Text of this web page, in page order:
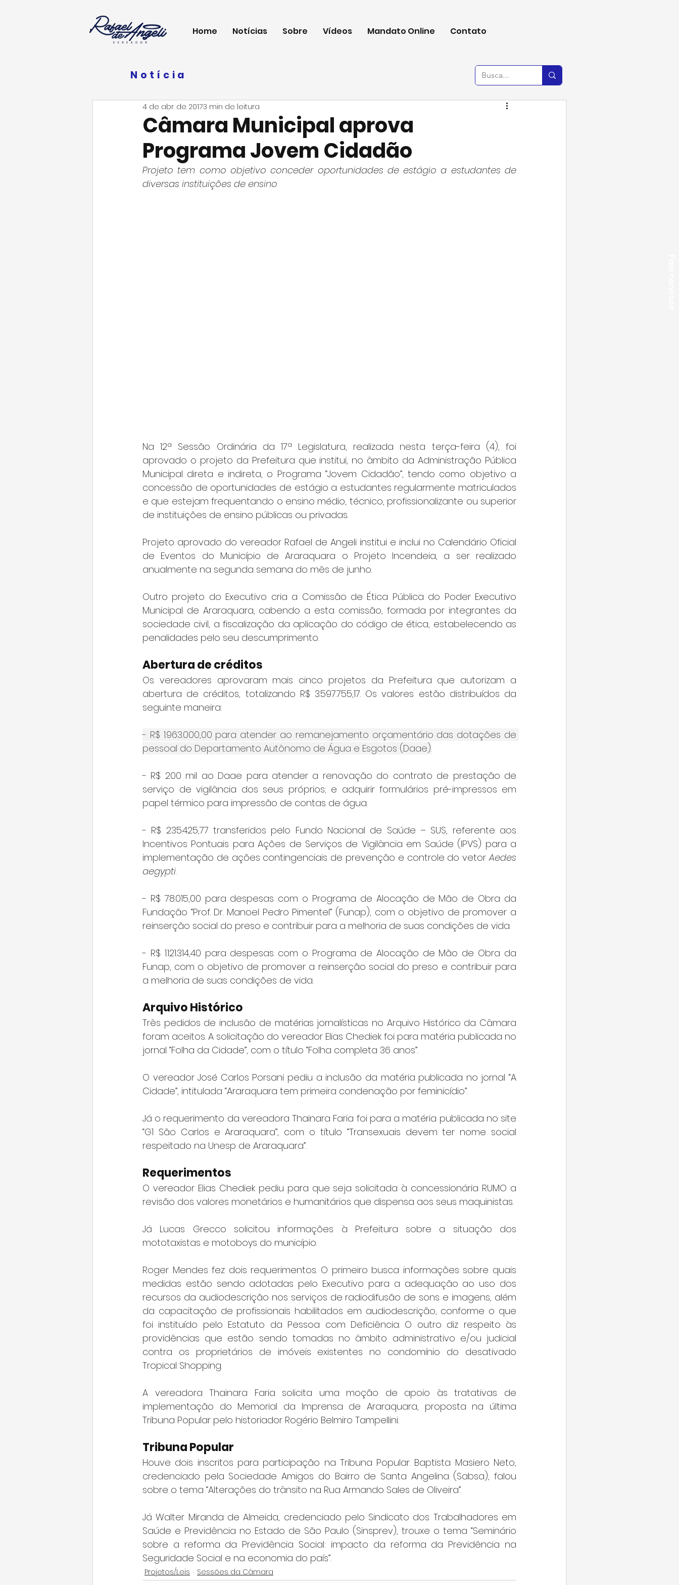
Home Notícias Sobre Vídeos Mandato Online Contato
Notícia
Câmara Municipal aprova
Programa Jovem Cidadão
4 de abr. de 20173 min de leitura
Projeto tem como objetivo conceder oportunidades de estágio a estudantes de
diversas instituições de ensino
Na 12ª Sessão Ordinária da 17ª Legislatura, realizada nesta terça-feira (4), foi
aprovado o projeto da Prefeitura que institui, no âmbito da Administração Pública
Municipal direta e indireta, o Programa “Jovem Cidadão”, tendo como objetivo a
concessão de oportunidades de estágio a estudantes regularmente matriculados
e que estejam frequentando o ensino médio, técnico, profissionalizante ou superior
de instituições de ensino públicas ou privadas.
Projeto aprovado do vereador Rafael de Angeli institui e inclui no Calendário Oficial
de Eventos do Município de Araraquara o Projeto Incendeia, a ser realizado
anualmente na segunda semana do mês de junho.
Outro projeto do Executivo cria a Comissão de Ética Pública do Poder Executivo
Municipal de Araraquara, cabendo a esta comissão, formada por integrantes da
sociedade civil, a fiscalização da aplicação do código de ética, estabelecendo as
penalidades pelo seu descumprimento.
Abertura de créditos
Os vereadores aprovaram mais cinco projetos da Prefeitura que autorizam a
abertura de créditos, totalizando R$ 3.597.755,17. Os valores estão distribuídos da
seguinte maneira:
- R$ 1.963.000,00 para atender ao remanejamento orçamentário das dotações de
pessoal do Departamento Autônomo de Água e Esgotos (Daae).
- R$ 200 mil ao Daae para atender a renovação do contrato de prestação de
serviço de vigilância dos seus próprios; e adquirir formulários pré-impressos em
papel térmico para impressão de contas de água.
- R$ 235.425,77 transferidos pelo Fundo Nacional de Saúde – SUS, referente aos
Incentivos Pontuais para Ações de Serviços de Vigilância em Saúde (IPVS) para a
implementação de ações contingenciais de prevenção e controle do vetor Aedes
aegypti.
- R$ 78.015,00 para despesas com o Programa de Alocação de Mão de Obra da
Fundação “Prof. Dr. Manoel Pedro Pimentel” (Funap), com o objetivo de promover a
reinserção social do preso e contribuir para a melhoria de suas condições de vida.
- R$ 1.121.314,40 para despesas com o Programa de Alocação de Mão de Obra da
Funap, com o objetivo de promover a reinserção social do preso e contribuir para
a melhoria de suas condições de vida.
Arquivo Histórico
Três pedidos de inclusão de matérias jornalísticas no Arquivo Histórico da Câmara
foram aceitos. A solicitação do vereador Elias Chediek foi para matéria publicada no
jornal “Folha da Cidade”, com o título “Folha completa 36 anos”.
O vereador José Carlos Porsani pediu a inclusão da matéria publicada no jornal “A
Cidade”, intitulada “Araraquara tem primeira condenação por feminicídio”.
Já o requerimento da vereadora Thainara Faria foi para a matéria publicada no site
“G1 São Carlos e Araraquara”, com o título “Transexuais devem ter nome social
respeitado na Unesp de Araraquara”.
Requerimentos
O vereador Elias Chediek pediu para que seja solicitada à concessionária RUMO a
revisão dos valores monetários e humanitários que dispensa aos seus maquinistas.
Já Lucas Grecco solicitou informações à Prefeitura sobre a situação dos
mototaxistas e motoboys do município.
Roger Mendes fez dois requerimentos. O primeiro busca informações sobre quais
medidas estão sendo adotadas pelo Executivo para a adequação ao uso dos
recursos da audiodescrição nos serviços de radiodifusão de sons e imagens, além
da capacitação de profissionais habilitados em audiodescrição, conforme o que
foi instituído pelo Estatuto da Pessoa com Deficiência. O outro diz respeito às
providências que estão sendo tomadas no âmbito administrativo e/ou judicial
contra os proprietários de imóveis existentes no condomínio do desativado
Tropical Shopping.
A vereadora Thainara Faria solicita uma moção de apoio às tratativas de
implementação do Memorial da Imprensa de Araraquara, proposta na última
Tribuna Popular pelo historiador Rogério Belmiro Tampellini.
Tribuna Popular
Houve dois inscritos para participação na Tribuna Popular. Baptista Masiero Neto,
credenciado pela Sociedade Amigos do Bairro de Santa Angelina (Sabsa), falou
sobre o tema “Alterações do trânsito na Rua Armando Sales de Oliveira”.
Já Walter Miranda de Almeida, credenciado pelo Sindicato dos Trabalhadores em
Saúde e Previdência no Estado de São Paulo (Sinsprev), trouxe o tema “Seminário
sobre a reforma da Previdência Social: impacto da reforma da Previdência na
Seguridade Social e na economia do país”.
Projetos/Leis Sessões da Câmara